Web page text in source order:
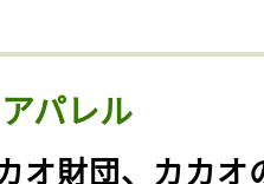
パレル
オ財団、カカオ